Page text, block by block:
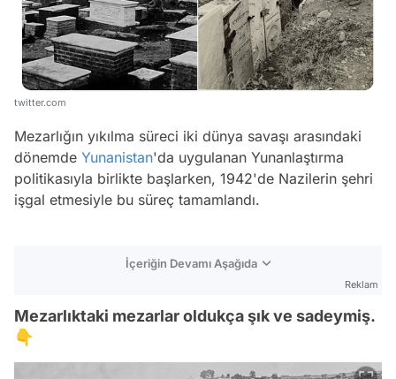
twitter.com
Mezarlığın yıkılma süreci iki dünya savaşı arasındaki
dönemde Yunanistan'da uygulanan Yunanlaştırma
politikasıyla birlikte başlarken, 1942'de Nazilerin şehri
işgal etmesiyle bu süreç tamamlandı.
İçeriğin Devamı Aşağıda
Reklam
Mezarlıktaki mezarlar oldukça şık ve sadeymiş.
👇